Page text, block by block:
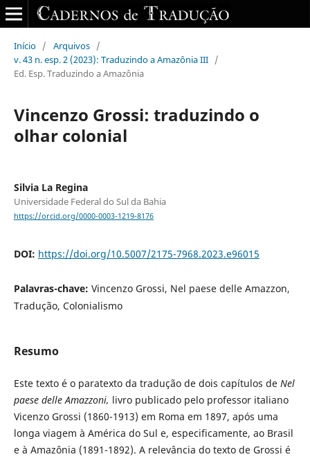
Início / Arquivos /
v. 43 n. esp. 2 (2023): Traduzindo a Amazônia III /
Ed. Esp. Traduzindo a Amazônia
Vincenzo Grossi: traduzindo o
olhar colonial
Silvia La Regina
Universidade Federal do Sul da Bahia
https://orcid.org/0000-0003-1219-8176
DOI: https://doi.org/10.5007/2175-7968.2023.e96015
Palavras-chave: Vincenzo Grossi, Nel paese delle Amazzon,
Tradução, Colonialismo
Resumo
Este texto é o paratexto da tradução de dois capítulos de Nel
paese delle Amazzoni, livro publicado pelo professor italiano
Vicenzo Grossi (1860-1913) em Roma em 1897, após uma
longa viagem à América do Sul e, especificamente, ao Brasil
e à Amazônia (1891-1892). A relevância do texto de Grossi é